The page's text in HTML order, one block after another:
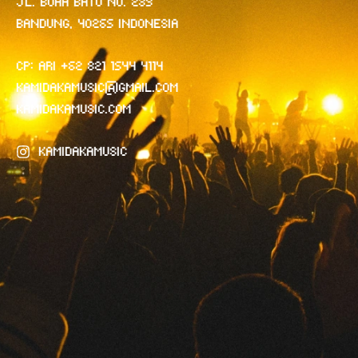
Bandung, 40265 Indonesia
CP: ARI +62 821 1544 4114
kamidakamusic@gmail.com
kamidakamusic.com
kamidakamusic